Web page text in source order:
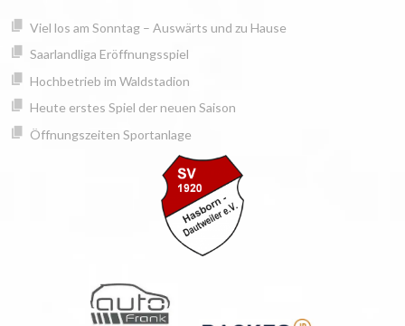
springen
zum
Inhalt
Viel los am Sonntag – Auswärts und zu Hause
Saarlandliga Eröffnungsspiel
Hochbetrieb im Waldstadion
Heute erstes Spiel der neuen Saison
Öffnungszeiten Sportanlage